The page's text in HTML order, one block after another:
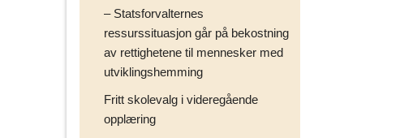
– Statsforvalternes
ressurssituasjon går på bekostning
av rettighetene til mennesker med
utviklingshemming
Fritt skolevalg i videregående
opplæring